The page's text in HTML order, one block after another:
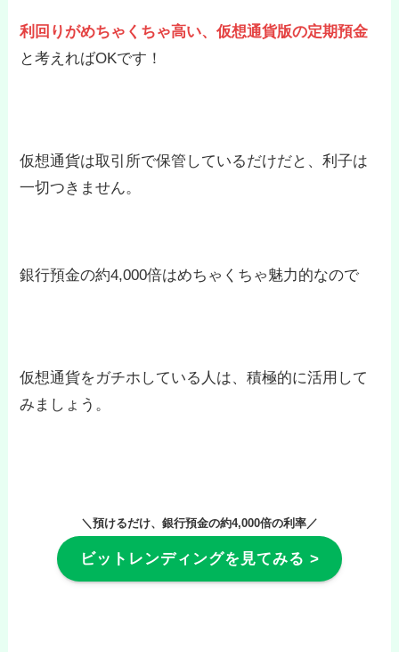
利回りがめちゃくちゃ高い、仮想通貨版の定期預金
と考えればOKです！
仮想通貨は取引所で保管しているだけだと、利子は
一切つきません。
銀行預金の約4,000倍はめちゃくちゃ魅力的なので
仮想通貨をガチホしている人は、積極的に活用して
みましょう。
＼預けるだけ、銀行預金の約4,000倍の利率／
ビットレンディングを見てみる >